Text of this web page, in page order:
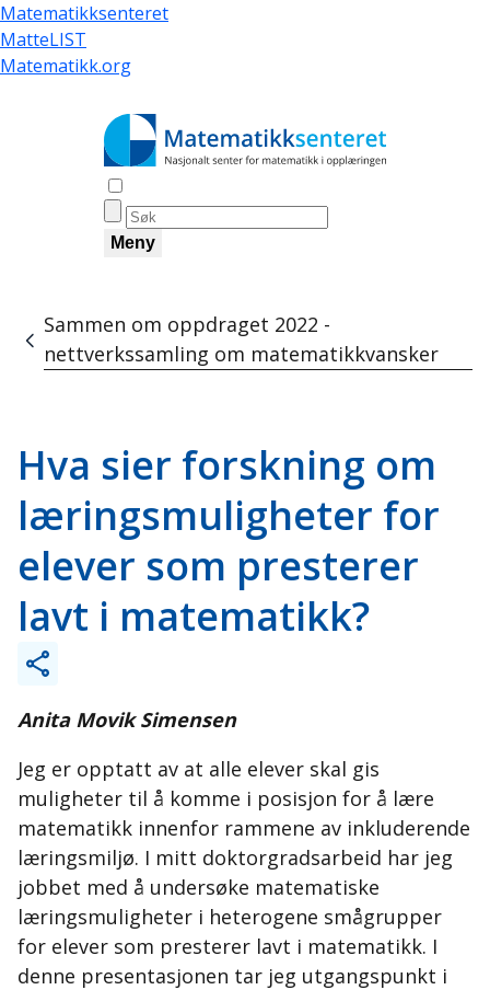
Hopp
til
hovedinnhold
Matematikksenteret
MatteLIST
Matematikk.org
Meny
Navigasjonssti
Sammen om oppdraget 2022 -
nettverkssamling om matematikkvansker
Hva sier forskning om
læringsmuligheter for
elever som presterer
lavt i matematikk?
Anita Movik Simensen
Jeg er opptatt av at alle elever skal gis
muligheter til å komme i posisjon for å lære
matematikk innenfor rammene av inkluderende
læringsmiljø. I mitt doktorgradsarbeid har jeg
jobbet med å undersøke matematiske
læringsmuligheter i heterogene smågrupper
for elever som presterer lavt i matematikk. I
denne presentasjonen tar jeg utgangspunkt i